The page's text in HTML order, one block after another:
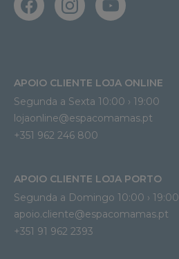
APOIO CLIENTE LOJA ONLINE
Segunda a Sexta 10:00 › 19:00
lojaonline@espacomamas.pt
+351 962 246 800
APOIO CLIENTE LOJA PORTO
Segunda a Domingo 10:00 › 19:00
apoio.cliente@espacomamas.pt
+351 91 962 2393